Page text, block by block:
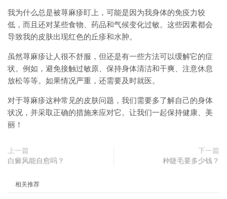
我为什么总是被荨麻疹盯上，可能是因为我身体的免疫力较
低，而且还对某些食物、药品和气候变化过敏。这些因素都会
导致我的皮肤出现红色的丘疹和水肿。
虽然荨麻疹让人很不舒服，但还是有一些方法可以缓解它的症
状。例如，避免接触过敏原、保持身体清洁和干爽、注意休息
放松等等。如果情况严重，还需要及时就医。
对于荨麻疹这种常见的皮肤问题，我们需要多了解自己的身体
状况，并采取正确的措施来应对它。让我们一起保持健康、美
丽！
上一篇
白癜风能自愈吗？
下一篇
种睫毛要多少钱？
相关推荐